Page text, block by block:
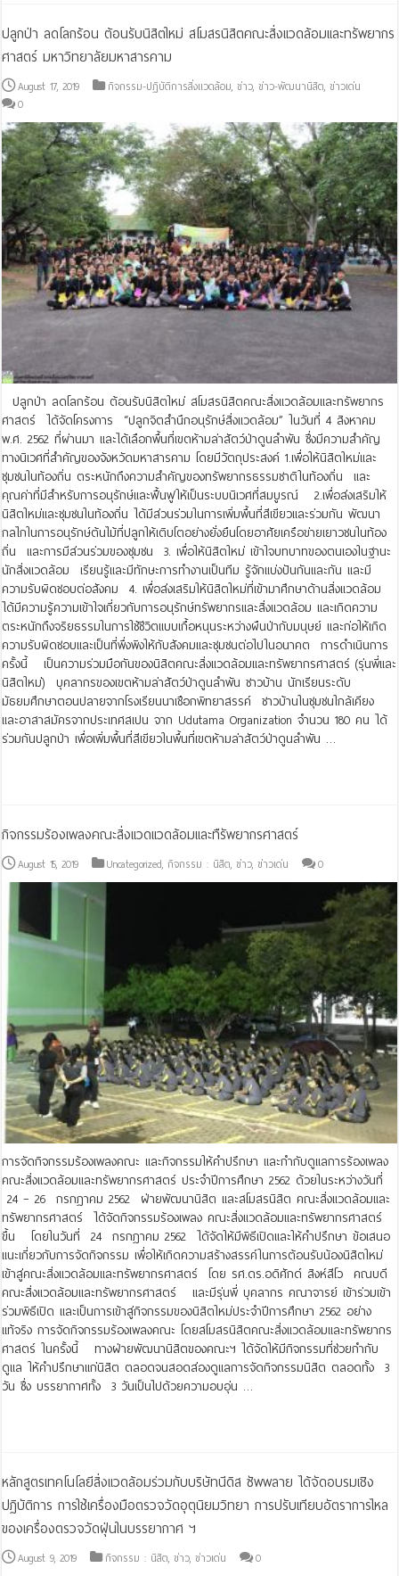
ปลูกป่า ลดโลกร้อน ต้อนรับนิสิตใหม่ สโมสรนิสิตคณะสิ่งแวดล้อมและทรัพยากร
ศาสตร์ มหาวิทยาลัยมหาสารคาม
August 17, 2019 กิจกรรม-ปฏิบัติการสิ่งแวดล้อม,ข่าว,ข่าว-พัฒนานิสิต,ข่าวเด่น
0
ปลูกป่า ลดโลกร้อน ต้อนรับนิสิตใหม่ สโมสรนิสิตคณะสิ่งแวดล้อมและทรัพยากร
ศาสตร์ ได้จัดโครงการ “ปลูกจิตสำนึกอนุรักษ์สิ่งแวดล้อม” ในวันที่ 4 สิงหาคม
พ.ศ. 2562 ที่ผ่านมา และได้เลือกพื้นที่เขตห้ามล่าสัตว์ป่าดูนลำพัน ซึ่งมีความสำคัญ
ทางนิเวศที่สำคัญของจังหวัดมหาสารคาม โดยมีวัตถุประสงค์ 1.เพื่อให้นิสิตใหม่และ
ชุมชนในท้องถิ่น ตระหนักถึงความสำคัญของทรัพยากรธรรมชาติในท้องถิ่น และ
คุณค่าที่มีสำหรับการอนุรักษ์และฟื้นฟูให้เป็นระบบนิเวศที่สมบูรณ์ 2.เพื่อส่งเสริมให้
นิสิตใหม่และชุมชนในท้องถิ่น ได้มีส่วนร่วมในการเพิ่มพื้นที่สีเขียวและร่วมกัน พัฒนา
กลไกในการอนุรักษ์ต้นไม้ที่ปลูกให้เติบโตอย่างยั่งยืนโดยอาศัยเครือข่ายเยาวชนในท้อง
ถิ่น และการมีส่วนร่วมของชุมชน 3. เพื่อให้นิสิตใหม่ เข้าใจบทบาทของตนเองในฐานะ
นักสิ่งแวดล้อม เรียนรู้และมีทักษะการทำงานเป็นทีม รู้จักแบ่งปันกันและกัน และมี
ความรับผิดชอบต่อสังคม 4. เพื่อส่งเสริมให้นิสิตใหม่ที่เข้ามาศึกษาด้านสิ่งแวดล้อม
ได้มีความรู้ความเข้าใจเกี่ยวกับการอนุรักษ์ทรัพยากรและสิ่งแวดล้อม และเกิดความ
ตระหนักถึงจริยธรรมในการใช้ชีวิตแบบเกื้อหนุนระหว่างผืนป่ากับมนุษย์ และก่อให้เกิด
ความรับผิดชอบและเป็นที่พึ่งพิงให้กับสังคมและชุมชนต่อไปในอนาคต การดำเนินการ
ครั้งนี้ เป็นความร่วมมือกันของนิสิตคณะสิ่งแวดล้อมและทรัพยากรศาสตร์ (รุ่นพี่และ
นิสิตใหม่) บุคลากรของเขตห้ามล่าสัตว์ป่าดูนลำพัน ชาวบ้าน นักเรียนระดับ
มัธยมศึกษาตอนปลายจากโรงเรียนนาเชือกพิทยาสรรค์ ชาวบ้านในชุมชนใกล้เคียง
และอาสาสมัครจากประเทศสเปน จาก Udutama Organization จำนวน 180 คน ได้
ร่วมกันปลูกป่า เพื่อเพิ่มพื้นที่สีเขียวในพื้นที่เขตห้ามล่าสัตว์ป่าดูนลำพัน …
กิจกรรมร้องเพลงคณะสิ่งแวดแวดล้อมและทืรัพยากรศาสตร์
August 15, 2019 Uncategorized,กิจกรรม : นิสิต,ข่าว,ข่าวเด่น 0
การจัดกิจกรรมร้องเพลงคณะ และกิจกรรมให้คำปรึกษา และกำกับดูแลการร้องเพลง
คณะสิ่งแวดล้อมและทรัพยากรศาสตร์ ประจำปีการศึกษา 2562 ด้วยในระหว่างวันที่
24 – 26 กรกฎาคม 2562 ฝ่ายพัฒนานิสิต และสโมสรนิสิต คณะสิ่งแวดล้อมและ
ทรัพยากรศาสตร์ ได้จัดกิจกรรมร้องเพลง คณะสิ่งแวดล้อมและทรัพยากรศาสตร์
ขึ้น โดยในวันที่ 24 กรกฎาคม 2562 ได้จัดให้มีพิธีเปิดและให้คำปรึกษา ข้อเสนอ
แนะเกี่ยวกับการจัดกิจกรรม เพื่อให้เกิดความสร้างสรรค์ในการต้อนรับน้องนิสิตใหม่
เข้าสู่คณะสิ่งแวดล้อมและทรัพยากรศาสตร์ โดย รศ.ดร.อดิศักด์ สิงห์สีโว คณบดี
คณะสิ่งแวดล้อมและทรัพยากรศาสตร์ และมีรุ่นพี่ บุคลากร คณาจารย์ เข้าร่วมเข้า
ร่วมพิธีเปิด และเป็นการเข้าสู่กิจกรรมของนิสิตใหม่ประจำปีการศึกษา 2562 อย่าง
แท้จริง การจัดกิจกรรมร้องเพลงคณะ โดยสโมสรนิสิตคณะสิ่งแวดล้อมและทรัพยากร
ศาสตร์ ในครั้งนี้ ทางฝ่ายพัฒนานิสิตของคณะฯ ได้จัดให้มีกิจกรรมที่ช่วยกำกับ
ดูแล ให้คำปรึกษาแก่นิสิต ตลอดจนสอดส่องดูแลการจัดกิจกรรมนิสิต ตลอดทั้ง 3
วัน ซึ่ง บรรยากาศทั้ง 3 วันเป็นไปด้วยความอบอุ่น …
หลักสูตรเทคโนโลยีสิ่งแวดล้อมร่วมกับบริษัทนีดิส ซัพพลาย ได้จัดอบรมเชิง
ปฏิบัติการ การใช้เครื่องมือตรวจวัดอุตุนิยมวิทยา การปรับเทียบอัตราการไหล
ของเครื่องตรวจวัดฝุ่นในบรรยากาศ ฯ
August 9, 2019 กิจกรรม : นิสิต,ข่าว,ข่าวเด่น 0